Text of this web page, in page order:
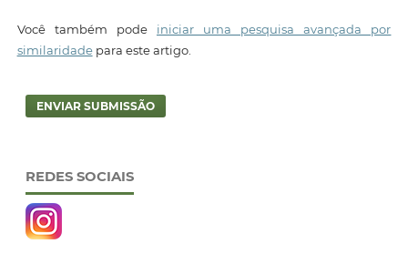
Você também pode iniciar uma pesquisa avançada por
similaridadepara este artigo.
ENVIAR SUBMISSÃO
REDES SOCIAIS